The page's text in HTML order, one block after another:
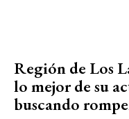
Región de Los
lo mejor de su
buscando